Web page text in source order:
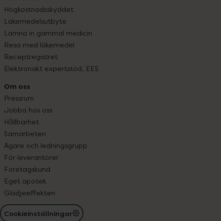
Högkostnadsskyddet
Läkemedelsutbyte
Lämna in gammal medicin
Resa med läkemedel
Receptregistret
Elektroniskt expertstöd, EES
Om oss
Pressrum
Jobba hos oss
Hållbarhet
Samarbeten
Ägare och ledningsgrupp
För leverantörer
Företagskund
Eget apotek
Glädjeeffekten
Cookieinställningar